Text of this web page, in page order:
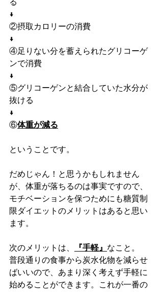
る
↓
②摂取カロリーの消費
↓
④足りない分を蓄えられたグリコーゲ
ンで消費
↓
⑤グリコーゲンと結合していた水分が
抜ける
↓
⑥体重が減る
ということです。
だめじゃん！と思うかもしれません
が、体重が落ちるのは事実ですので、
モチベーションを保つためにも糖質制
限ダイエットのメリットはあると思い
ます。
次のメリットは、 『手軽』 なこと。
普段通りの食事から炭水化物を減らせ
ばいいので、あまり深く考えず手軽に
始めることができます。これが一番の